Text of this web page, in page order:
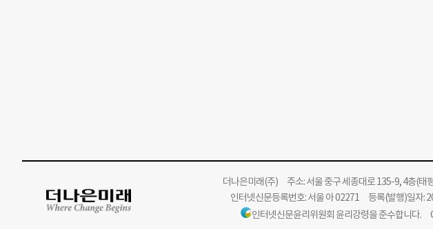
더나은미래(주)주소: 서울 중구 세종대로 135-9, 4층(
인터넷신문등록번호: 서울 아 02271 등록(발행)일자
인터넷신문윤리위원회 윤리강령을 준수합니다.